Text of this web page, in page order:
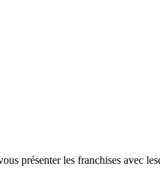
présenter les franchises avec